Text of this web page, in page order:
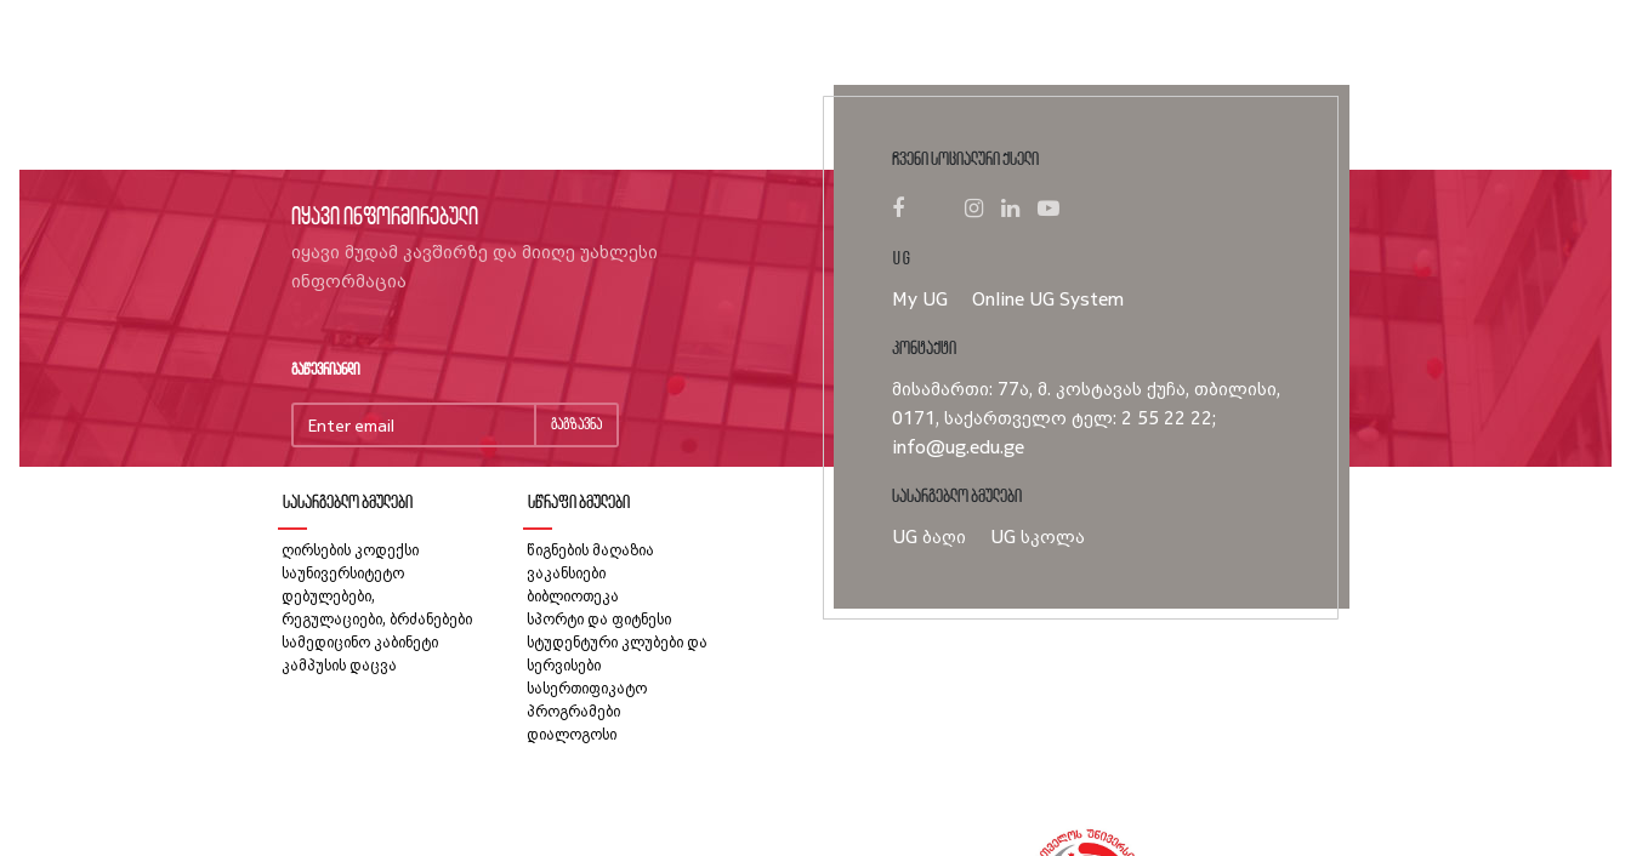
იყავი ინფორმირებული
იყავი მუდამ კავშირზე და მიიღე უახლესი
ინფორმაცია
გაწევრიანდი
გაგზავნა
ჩვენი სოციალური ქსელი
UG
My UG Online UG System
კონტაქტი
მისამართი: 77ა, მ. კოსტავას ქუჩა, თბილისი,
0171, საქართველო ტელ: 2 55 22 22;
info@ug.edu.ge
სასარგებლო ბმულები
UG ბაღი UG სკოლა
სასარგებლო ბმულები
ღირსების კოდექსი
საუნივერსიტეტო
დებულებები,
რეგულაციები, ბრძანებები
სამედიცინო კაბინეტი
კამპუსის დაცვა
სწრაფი ბმულები
წიგნების მაღაზია
ვაკანსიები
ბიბლიოთეკა
სპორტი და ფიტნესი
სტუდენტური კლუბები და
სერვისები
სასერთიფიკატო
პროგრამები
დიალოგოსი